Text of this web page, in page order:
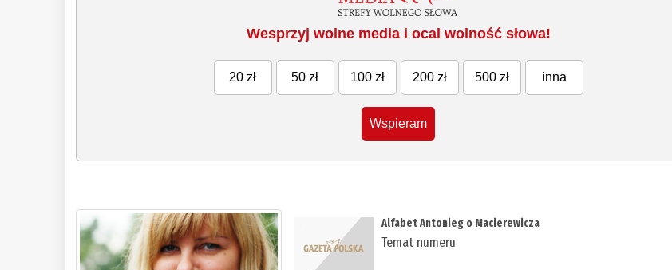
Wesprzyj wolne media i ocal wolność słowa!
20 zł 50 zł 100 zł 200 zł 500 zł inna
Wspieram
Alfabet Antonieg o Macierewicza
Temat numeru